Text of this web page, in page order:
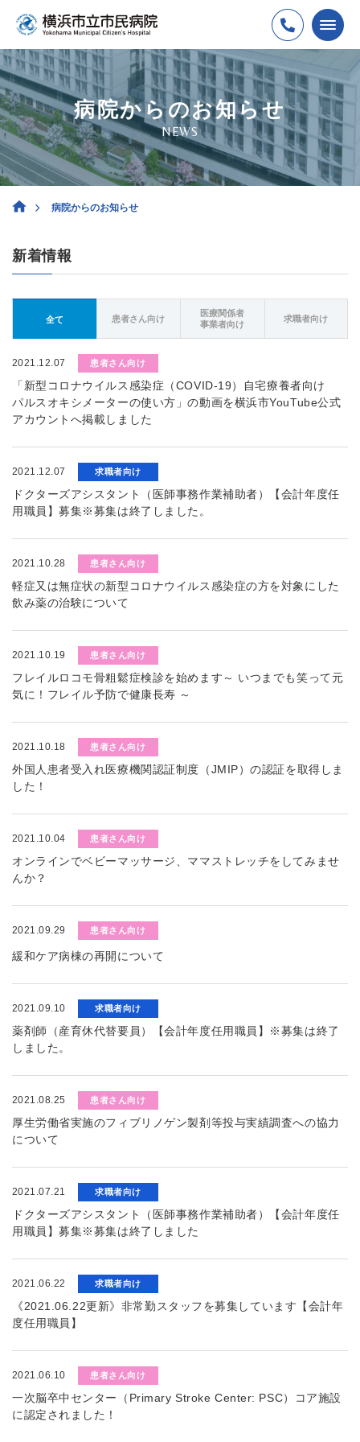
病院からのお知らせ
NEWS
病院からのお知らせ
新着情報
全て 患者さん向け
医療関係者
事業者向け
求職者向け
2021.12.07 患者さん向け
「新型コロナウイルス感染症（COVID-19）自宅療養者向け
パルスオキシメーターの使い方」の動画を横浜市YouTube公式
アカウントへ掲載しました
2021.12.07 求職者向け
ドクターズアシスタント（医師事務作業補助者）【会計年度任
用職員】募集※募集は終了しました。
2021.10.28 患者さん向け
軽症又は無症状の新型コロナウイルス感染症の方を対象にした
飲み薬の治験について
2021.10.19 患者さん向け
フレイルロコモ骨粗鬆症検診を始めます～ いつまでも笑って元
気に！フレイル予防で健康長寿 ～
2021.10.18 患者さん向け
外国人患者受入れ医療機関認証制度（JMIP）の認証を取得しま
した！
2021.10.04 患者さん向け
オンラインでベビーマッサージ、ママストレッチをしてみませ
んか？
2021.09.29 患者さん向け
緩和ケア病棟の再開について
2021.09.10 求職者向け
薬剤師（産育休代替要員）【会計年度任用職員】※募集は終了
しました。
2021.08.25 患者さん向け
厚生労働省実施のフィブリノゲン製剤等投与実績調査への協力
について
2021.07.21 求職者向け
ドクターズアシスタント（医師事務作業補助者）【会計年度任
用職員】募集※募集は終了しました
2021.06.22 求職者向け
《2021.06.22更新》非常勤スタッフを募集しています【会計年
度任用職員】
2021.06.10 患者さん向け
一次脳卒中センター（Primary Stroke Center: PSC）コア施設
に認定されました！